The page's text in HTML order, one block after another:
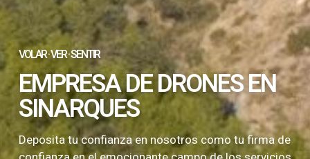
VOLAR · VER · SENTIR
EMPRESA DE DRONES EN
SINARQUES
Deposita tu confianza en nosotros como tu firma de